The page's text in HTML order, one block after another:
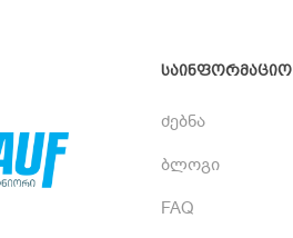
საინფორმაციო
ძებნა
ბლოგი
FAQ